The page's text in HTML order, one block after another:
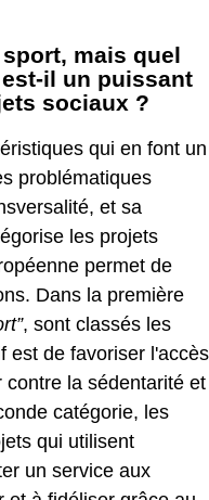
mais quel
il un puissant
sociaux ?
qui en font un
problématiques
et sa
les projets
permet de
Dans la première
, sont classés les
est de favoriser l'accès
la sédentarité et
catégorie, les
qui utilisent
un service aux